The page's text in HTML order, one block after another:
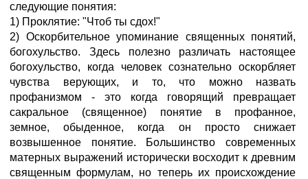
следующие понятия:
1) Проклятие: "Чтоб ты сдох!"
2) Оскорбительное упоминание священных понятий,
богохульство. Здесь полезно различать настоящее
богохульство, когда человек сознательно оскорбляет
чувства верующих, и то, что можно назвать
профанизмом - это когда говорящий превращает
сакральное (священное) понятие в профанное,
земное, обыденное, когда он просто снижает
возвышенное понятие. Большинство современных
матерных выражений исторически восходит к древним
священным формулам, но теперь их происхождение